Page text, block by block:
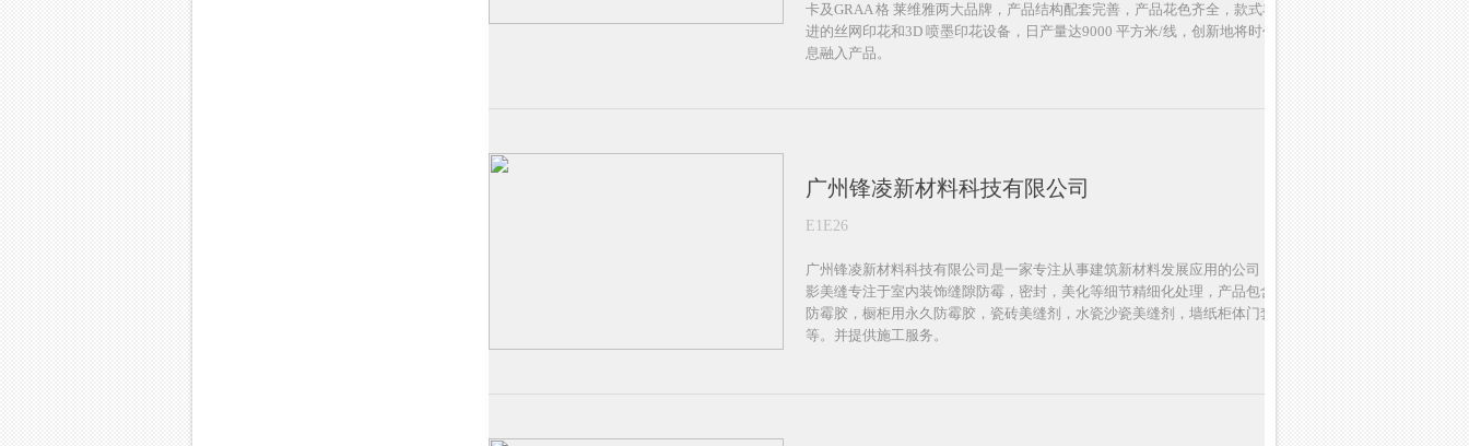
卡及GRAA 格 莱维雅两大品牌，产品结构配套完善，产品花色齐全，款式丰富。采用先
进的丝网印花和3D 喷墨印花设备，日产量达9000 平方米/线，创新地将时代生活潮流信
息融入产品。
广州锋凌新材料科技有限公司
E1E26
广州锋凌新材料科技有限公司是一家专注从事建筑新材料发展应用的公司，公司旗下锋
影美缝专注于室内装饰缝隙防霉，密封，美化等细节精细化处理，产品包含淋浴房专用
防霉胶，橱柜用永久防霉胶，瓷砖美缝剂，水瓷沙瓷美缝剂，墙纸柜体门套周边美容胶
等。并提供施工服务。